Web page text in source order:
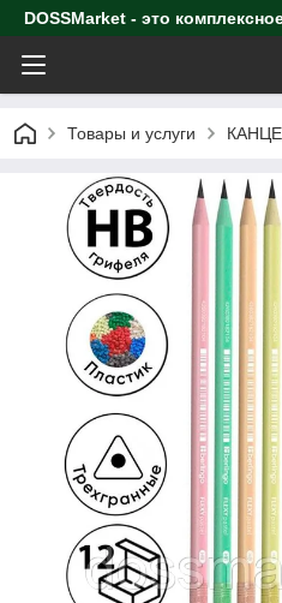
DOSSMarket - это
Товары и услуги